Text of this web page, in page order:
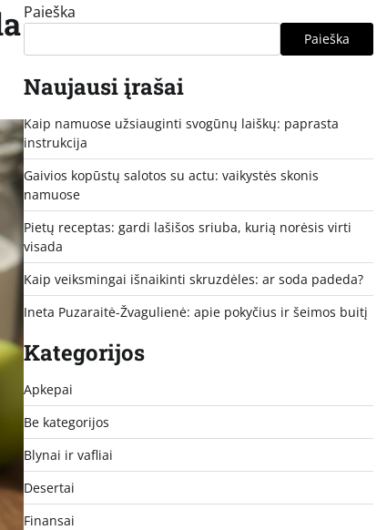
Paieška
Paieška
Naujausi įrašai
Kaip namuose užsiauginti svogūnų laiškų: paprasta
instrukcija
Gaivios kopūstų salotos su actu: vaikystės skonis
namuose
Pietų receptas: gardi lašišos sriuba, kurią norėsis virti
visada
Kaip veiksmingai išnaikinti skruzdėles: ar soda padeda?
Ineta Puzaraitė-Žvagulienė: apie pokyčius ir šeimos buitį
Kategorijos
Apkepai
Be kategorijos
Blynai ir vafliai
Desertai
Finansai